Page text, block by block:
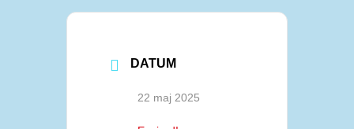
DATUM
22 maj 2025